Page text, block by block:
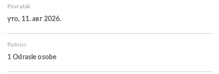
Povratak
уто, 11. авг 2026.
Putnici
1 Odrasle osobe